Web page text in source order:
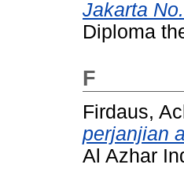
Jakarta
Diploma
F
Firdaus,
perjanjian
Al Azhar